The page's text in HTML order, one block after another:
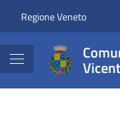
Regione Veneto